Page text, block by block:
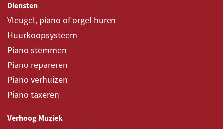
Diensten
Vleugel, piano of orgel huren
Huurkoopsysteem
Piano stemmen
Piano repareren
Piano verhuizen
Piano taxeren
Verhoog Muziek